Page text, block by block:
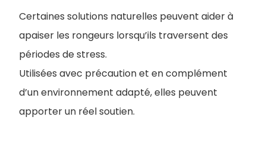
Certaines solutions naturelles peuvent aider à
apaiser les rongeurs lorsqu’ils traversent des
périodes de stress.
Utilisées avec précaution et en complément
d’un environnement adapté, elles peuvent
apporter un réel soutien.